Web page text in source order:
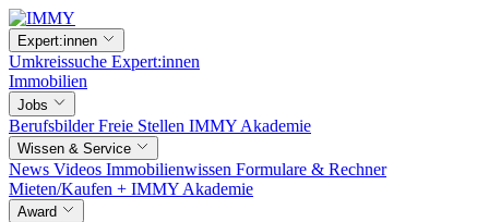
Expert:innen
Umkreissuche Expert:innen
Immobilien
Jobs
BerufsbilderFreie Stellen IMMY Akademie
Wissen & Service
News Videos Immobilienwissen Formulare & Rechner
Mieten/Kaufen + IMMY Akademie
Award